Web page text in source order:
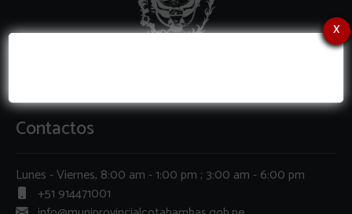
x
Contactos
Lunes - Viernes, 8:00 am - 1:00 pm ; 3:00 am - 6:00 pm
+51 914471001